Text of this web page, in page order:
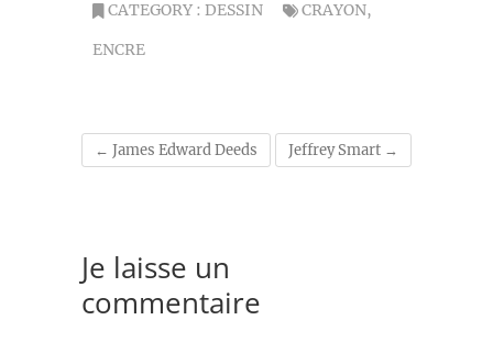
CATEGORY : DESSIN CRAYON,
ENCRE
← James Edward Deeds Jeffrey Smart →
Je laisse un
commentaire